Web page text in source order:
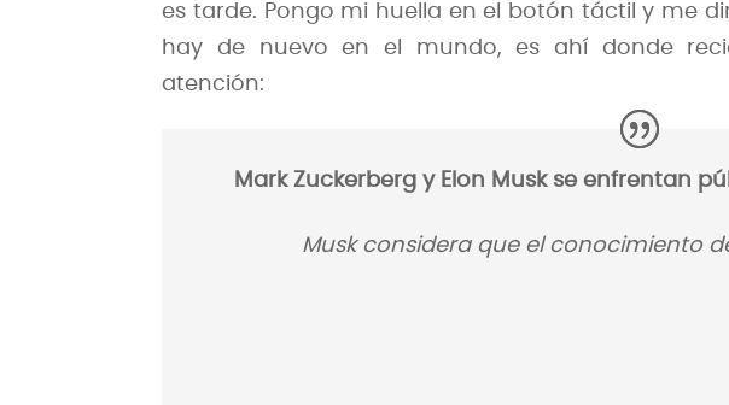
es tarde. Pongo mi huella en el botón táctil y me
hay de nuevo en el mundo, es ahí donde
atención:
Mark Zuckerberg y Elon Musk se enfrentan
Musk considera que el conocimiento